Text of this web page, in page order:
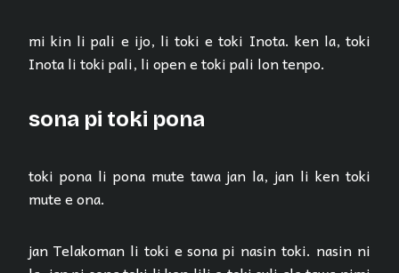
mi kin li pali e ijo, li toki e toki Inota. ken la, toki
Inota li toki pali, li open e toki pali lon tenpo.
sona pi toki pona
toki pona li pona mute tawa jan la, jan li ken toki
mute e ona.
jan Telakoman li toki e sona pi nasin toki. nasin ni